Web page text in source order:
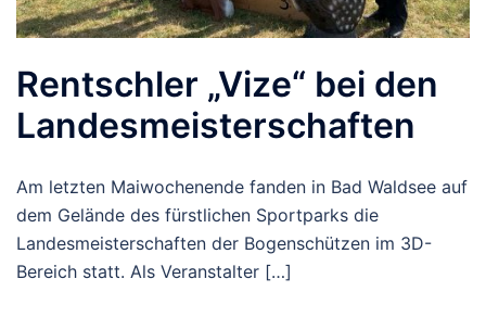
Rentschler „Vize“ bei den
Landesmeisterschaften
Am letzten Maiwochenende fanden in Bad Waldsee auf
dem Gelände des fürstlichen Sportparks die
Landesmeisterschaften der Bogenschützen im 3D-
Bereich statt. Als Veranstalter […]